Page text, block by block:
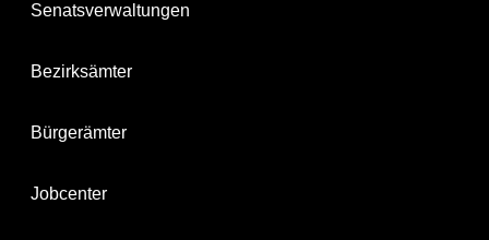
Senatsverwaltungen
Bezirksämter
Bürgerämter
Jobcenter